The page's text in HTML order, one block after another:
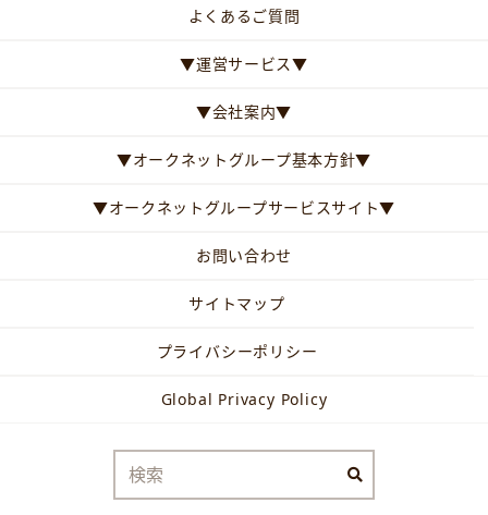
よくあるご質問
▼運営サービス▼
▼会社案内▼
▼オークネットグループ基本方針▼
▼オークネットグループサービスサイト▼
お問い合わせ
サイトマップ
プライバシーポリシー
Global Privacy Policy